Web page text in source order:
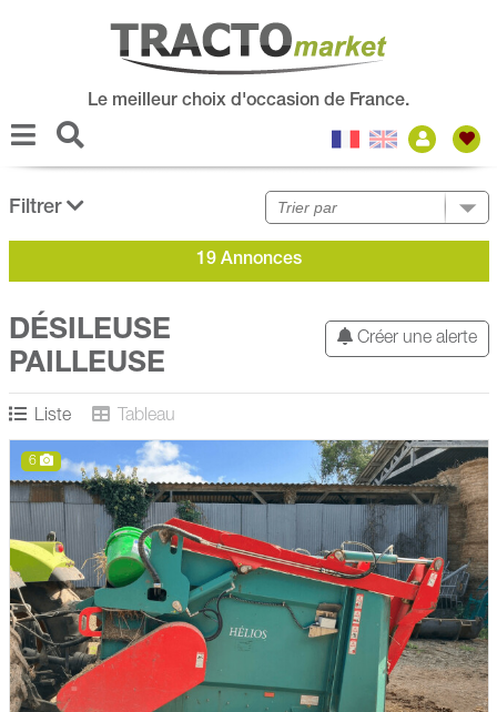
Le meilleur choix d'occasion de France.
Filtrer
19 Annonces
Créer une alerte
DÉSILEUSE
PAILLEUSE
Liste Tableau
6